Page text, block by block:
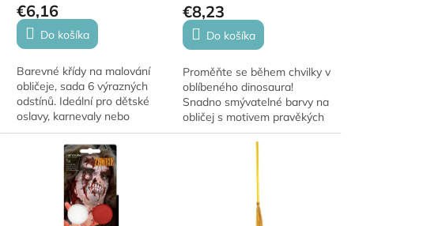
€6,16
Do košíka
Barevné křídy na malování
obličeje, sada 6 výrazných
odstínů. Ideální pro dětské
oslavy, karnevaly nebo
kreativní hry. Jednoduché
použití a snadno smyvatelné.
€8,23
Do košíka
Proměňte se během chvilky v
oblíbeného dinosaura!
Snadno smývatelné barvy na
obličej s motivem pravěkých
tvorů – ideální na karneval,
dětskou oslavu nebo